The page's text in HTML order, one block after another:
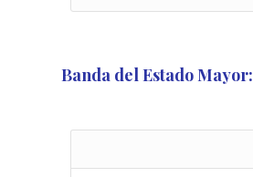
Banda del Estado Mayor: